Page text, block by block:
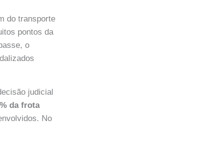
do transporte
pontos da
o
judicial
da frota
No